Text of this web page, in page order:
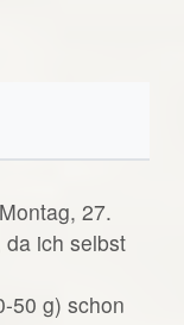
27.
ich selbst
50 g) schon